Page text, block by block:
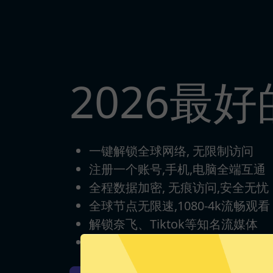
2026最好
一键解锁全球网络, 无限制访问
注册一个账号,手机,电脑全端互通
全程数据加密, 无痕访问,安全无忧
全球节点无限速,1080-4k流畅观看
解锁奈飞、Tiktok等知名流媒体
每日签到打卡，永久免费使用